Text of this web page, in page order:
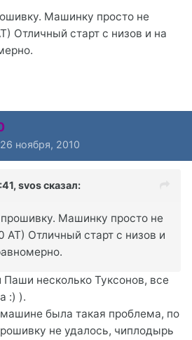
Машинку просто не
Отличный старт с низов и на
26 ноября, 2010
svos сказал:
Машинку просто не
AT) Отличный старт с низов и
несколько Туксонов, все
:) ).
была такая проблема, по
не удалось, чиплодырь